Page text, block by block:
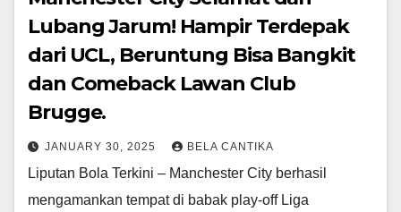
Lubang Jarum! Hampir Terdepak
dari UCL, Beruntung Bisa Bangkit
dan Comeback Lawan Club
Brugge.
JANUARY 30, 2025 BELA CANTIKA
Liputan Bola Terkini – Manchester City berhasil
mengamankan tempat di babak play-off Liga